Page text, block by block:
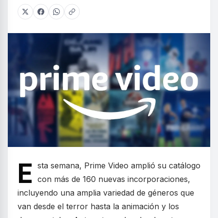
E sta semana, Prime Video amplió su catálogo
con más de 160 nuevas incorporaciones,
incluyendo una amplia variedad de géneros que
van desde el terror hasta la animación y los